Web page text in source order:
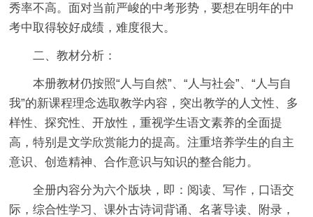
秀率不高。面对当前严峻的中考形势，要想在明年的中
考中取得较好成绩，难度很大。
二、教材分析：
本册教材仍按照“人与自然”、“人与社会”、“人与自
我”的新课程理念选取教学内容，突出教学的人文性、多
样性、探究性、开放性，重视学生语文素养的全面提
高，特别是文学欣赏能力的提高。注重培养学生的自主
意识、创造精神、合作意识与知识的整合能力。
全册内容分为六个版块，即：阅读、写作，口语交
际，综合性学习、课外古诗词背诵、名著导读、附录，